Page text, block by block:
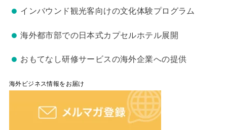
インバウンド観光客向けの文化体験プログラム
海外都市部での日本式カプセルホテル展開
おもてなし研修サービスの海外企業への提供
海外ビジネス情報をお届け